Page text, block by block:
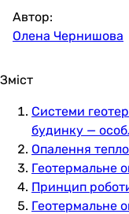
Автор:
Олена Чернишова
Зміст
Системи
будинку —
Опалення
Геотермальне
Принцип
Геотермальне